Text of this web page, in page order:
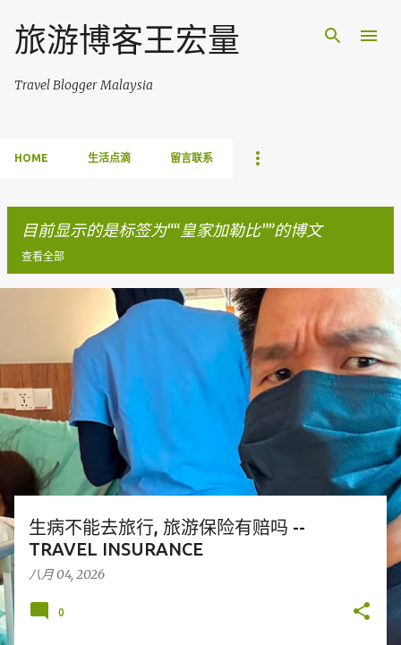
跳至主要内容
旅游博客王宏量
Travel Blogger Malaysia
HOME 生活点滴 留言联系
目前显示的是标签为“ 皇家加勒比 ”的博文
查看全部
生病不能去旅行, 旅游保险有赔吗 --
TRAVEL INSURANCE
八月 04, 2026
0